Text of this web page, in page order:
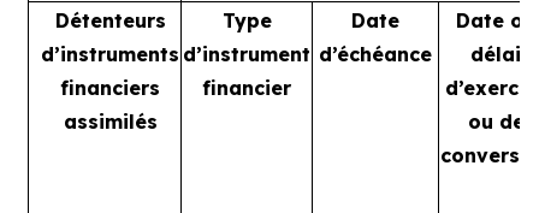
Détenteurs
d’instruments
financiers
assimilés
Type
d’instrument
financier
Date
d’échéance
Date ou
délai
ou de